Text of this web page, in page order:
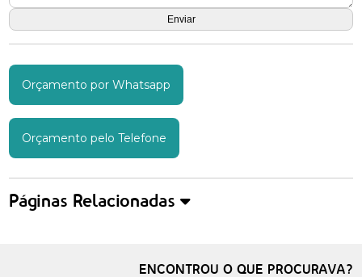
Orçamento por Whatsapp
Orçamento pelo Telefone
Páginas Relacionadas
ENCONTROU O QUE PROCURAVA?